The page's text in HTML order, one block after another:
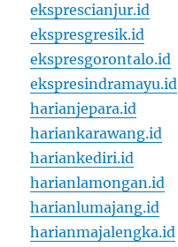
eksprescianjur.id
ekspresgresik.id
ekspresgorontalo.id
ekspresindramayu.id
harianjepara.id
hariankarawang.id
hariankediri.id
harianlamongan.id
harianlumajang.id
harianmajalengka.id